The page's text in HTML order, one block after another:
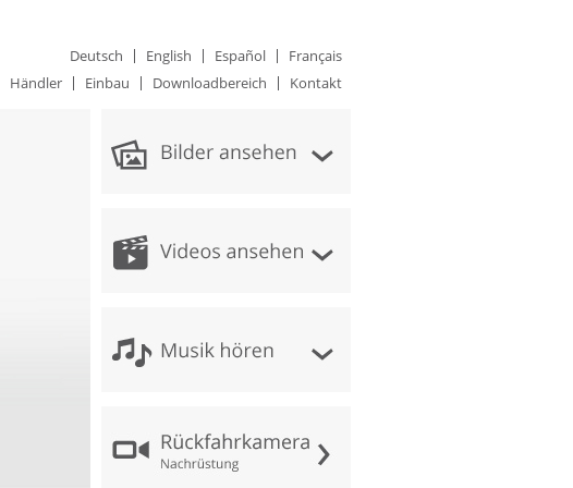
Deutsch English Español
Français
Händler Einbau Downloadbereich Kontakt